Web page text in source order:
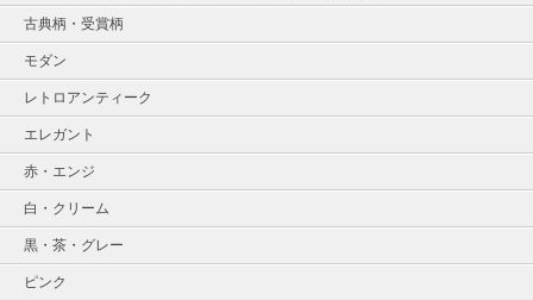
古典柄・受賞柄
モダン
レトロアンティーク
エレガント
赤・エンジ
白・クリーム
黒・茶・グレー
ピンク